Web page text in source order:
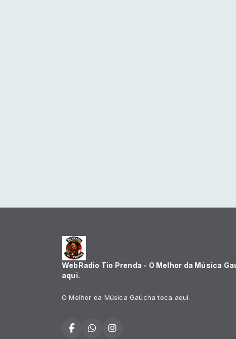
WebRadio Tio Prenda - O Melhor da Música
aqui.
O Melhor da Música Gaúcha toca aqui.